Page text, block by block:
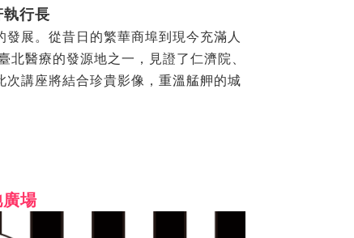
行長
展。從昔日的繁華商埠到現今充滿人
醫療的發源地之一，見證了仁濟院、
講座將結合珍貴影像，重溫艋舺的城
場